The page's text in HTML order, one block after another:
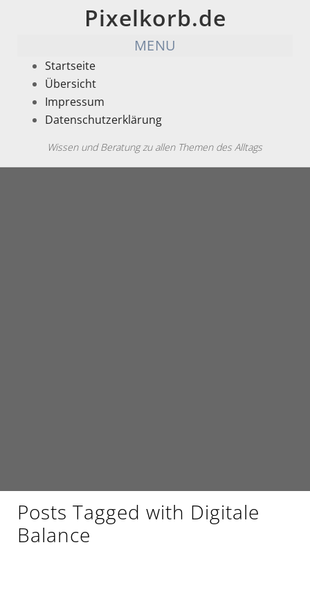
Pixelkorb.de
MENU
Startseite
Übersicht
Impressum
Datenschutzerklärung
Wissen und Beratung zu allen Themen des Alltags
Posts Tagged with Digitale
Balance